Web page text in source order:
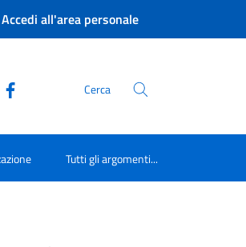
Accedi all'area personale
Cerca
Tutti gli argomenti...